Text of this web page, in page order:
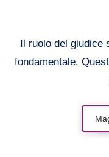
Il ruolo del
fondamentale.